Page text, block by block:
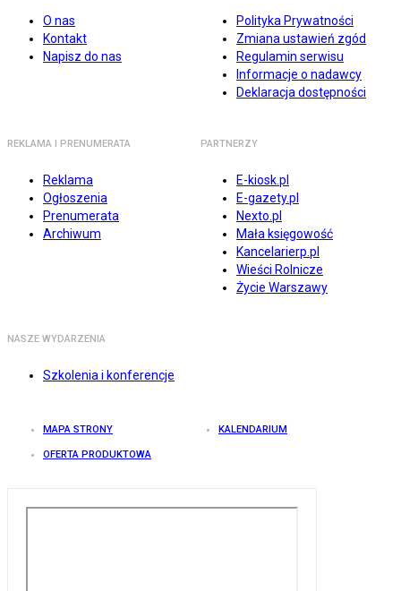
O nas
Kontakt
Napisz do nas
Polityka Prywatności
Zmiana ustawień zgód
Regulamin serwisu
Informacje o nadawcy
Deklaracja dostępności
REKLAMA I PRENUMERATA
Reklama
Ogłoszenia
Prenumerata
Archiwum
PARTNERZY
E-kiosk.pl
E-gazety.pl
Nexto.pl
Mała księgowość
Kancelarierp.pl
Wieści Rolnicze
Życie Warszawy
NASZE WYDARZENIA
Szkolenia i konferencje
MAPA STRONY KALENDARIUM
OFERTA PRODUKTOWA